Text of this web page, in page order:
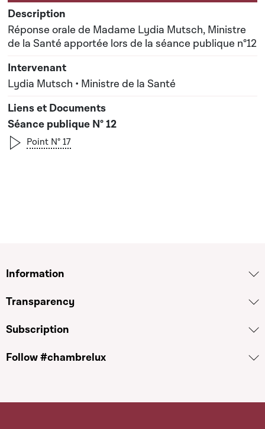
Réponse orale de Madame Lydia Mutsch, Ministre
de la Santé apportée lors de la séance publique n°12
Lydia Mutsch • Ministre de la Santé
Séance publique N° 12
Point N° 17
Information
Transparency
Subscription
Follow #chambrelux